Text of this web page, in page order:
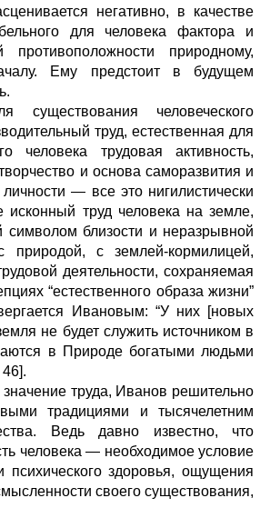
негативно, в качестве
для человека фактора и
противоположности природному,
Ему предстоит в будущем
существования человеческого
труд, естественная для
человека трудовая активность,
и основа саморазвития и
— все это нигилистически
исконный труд человека на земле,
символом близости и неразрывной
природой, с землей-кормилицей,
деятельности, сохраняемая
“естественного образа жизни”
Ивановым: “У них [новых
не будет служить источником в
в Природе богатыми людьми
труда, Иванов решительно
традициями и тысячелетним
Ведь давно известно, что
человека — необходимое условие
психического здоровья, ощущения
своего существования,